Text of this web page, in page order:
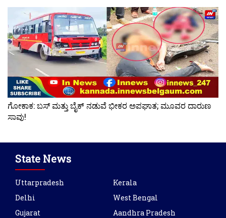
ಗೋಕಾಕ: ಬಸ್ ಮತ್ತು ಬೈಕ್ ನಡುವೆ ಭೀಕರ ಅಪಘಾತ; ಮೂವರ ದಾರುಣ
ಸಾವು!
State News
Uttarpradesh
Delhi
Gujarat
Kerala
West Bengal
Aandhra Pradesh